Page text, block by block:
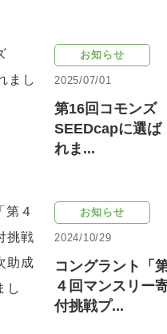
お知らせ
2025/07/01
第16回コモンズ
SEEDcapに選ば
れま...
お知らせ
2024/10/29
コングラント「
４回マンスリー
付挑戦プ...